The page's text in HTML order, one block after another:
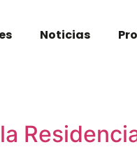
Noticias